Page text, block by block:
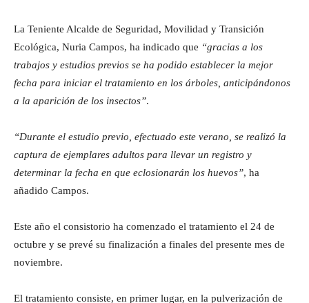
La Teniente Alcalde de Seguridad, Movilidad y Transición
Ecológica, Nuria Campos, ha indicado que “gracias a los
trabajos y estudios previos se ha podido establecer la mejor
fecha para iniciar el tratamiento en los árboles, anticipándonos
a la aparición de los insectos”.
“Durante el estudio previo, efectuado este verano, se realizó la
captura de ejemplares adultos para llevar un registro y
determinar la fecha en que eclosionarán los huevos”, ha
añadido Campos.
Este año el consistorio ha comenzado el tratamiento el 24 de
octubre y se prevé su finalización a finales del presente mes de
noviembre.
El tratamiento consiste, en primer lugar, en la pulverización de